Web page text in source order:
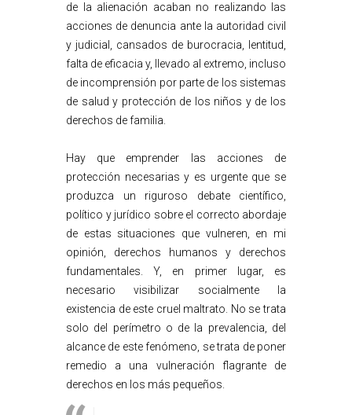
de la alienación acaban no realizando las
acciones de denuncia ante la autoridad civil
y judicial, cansados de burocracia, lentitud,
falta de eficacia y, llevado al extremo, incluso
de incomprensión por parte de los sistemas
de salud y protección de los niños y de los
derechos de familia.
Hay que emprender las acciones de
protección necesarias y es urgente que se
produzca un riguroso debate científico,
político y jurídico sobre el correcto abordaje
de estas situaciones que vulneren, en mi
opinión, derechos humanos y derechos
fundamentales. Y, en primer lugar, es
necesario visibilizar socialmente la
existencia de este cruel maltrato. No se trata
solo del perímetro o de la prevalencia, del
alcance de este fenómeno, se trata de poner
remedio a una vulneración flagrante de
derechos en los más pequeños.